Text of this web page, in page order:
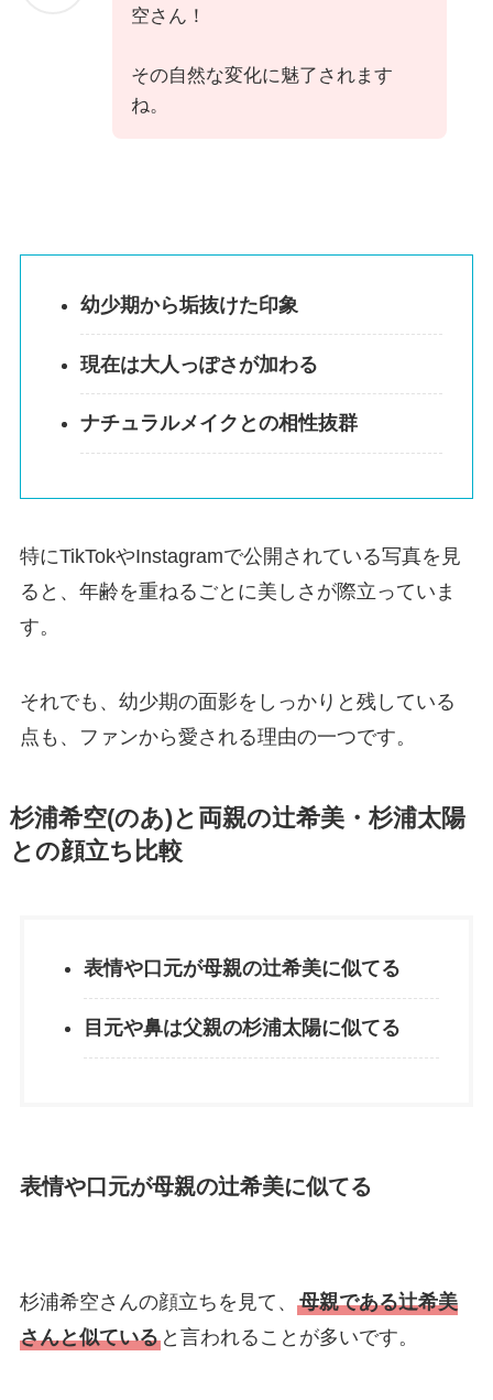
空さん！
その自然な変化に魅了されます
ね。
幼少期から垢抜けた印象
現在は大人っぽさが加わる
ナチュラルメイクとの相性抜群
特にTikTokやInstagramで公開されている写真を見
ると、年齢を重ねるごとに美しさが際立っていま
す。
それでも、幼少期の面影をしっかりと残している
点も、ファンから愛される理由の一つです。
杉浦希空(のあ)と両親の辻希美・杉浦太陽
との顔立ち比較
表情や口元が母親の辻希美に似てる
目元や鼻は父親の杉浦太陽に似てる
表情や口元が母親の辻希美に似てる
杉浦希空さんの顔立ちを見て、 母親である辻希美
さんと似ていると言われることが多いです。